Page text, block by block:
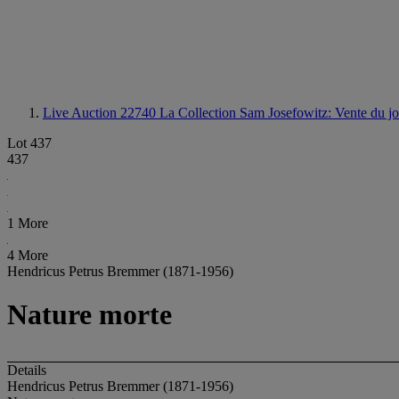
Live Auction 22740 La Collection Sam Josefowitz: Vente du
Lot 437
437
1 More
4 More
Hendricus Petrus Bremmer (1871-1956)
Nature morte
Details
Hendricus Petrus Bremmer (1871-1956)